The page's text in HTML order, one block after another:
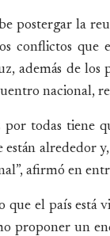
postergar la
conflictos que
además de
nacional,
por todas tiene
están alrededor
afirmó en
que el país
proponer un